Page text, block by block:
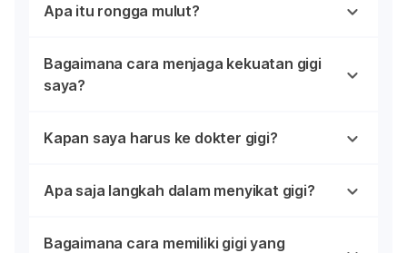
Apa itu rongga mulut?
Bagaimana cara menjaga kekuatan gigi
saya?
Kapan saya harus ke dokter gigi?
Apa saja langkah dalam menyikat gigi?
Bagaimana cara memiliki gigi yang